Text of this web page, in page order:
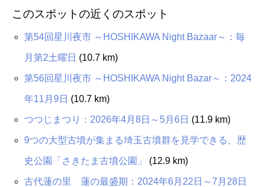
このスポットの近くのスポット
第54回星川夜市 ～HOSHIKAWA Night Bazaar～：毎
月第2土曜日 (10.7 km)
第56回星川夜市 ～HOSHIKAWA Night Bazar～：2024
年11月9日 (10.7 km)
つつじまつり：2026年4月8日～5月6日 (11.9 km)
9つの大型古墳が集まる埼玉古墳群を見学できる、歴
史公園「さきたま古墳公園」 (12.9 km)
古代蓮の里 蓮の最盛期：2024年6月22日～7月28日